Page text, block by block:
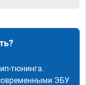
тюнинга.
ЭБУ